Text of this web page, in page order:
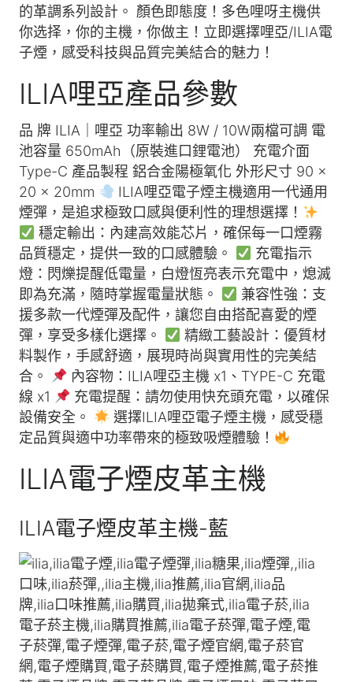
的革調系列設計。 顏色即態度！多色哩呀主機供
你选择，你的主機，你做主！立即選擇哩亞/ILIA電
子煙，感受科技與品質完美結合的魅力！
ILIA哩亞產品參數
品 牌 ILIA｜哩亞 功率輸出 8W / 10W兩檔可調 電
池容量 650mAh（原裝進口鋰電池） 充電介面
Type-C 產品製程 鋁合金陽極氧化 外形尺寸 90 ×
20 × 20mm
ILIA哩亞電子煙主機適用一代通用
煙彈，是追求極致口感與便利性的理想選擇！
穩定輸出：內建高效能芯片，確保每一口煙霧
品質穩定，提供一致的口感體驗。
充電指示
燈：閃爍提醒低電量，白燈恆亮表示充電中，熄滅
即為充滿，隨時掌握電量狀態。
兼容性強：支
援多款一代煙彈及配件，讓您自由搭配喜愛的煙
彈，享受多樣化選擇。
精緻工藝設計：優質材
料製作，手感舒適，展現時尚與實用性的完美結
合。
內容物：ILIA哩亞主機 x1、TYPE-C 充電
線 x1
充電提醒：請勿使用快充頭充電，以確保
設備安全。
選擇ILIA哩亞電子煙主機，感受穩
定品質與適中功率帶來的極致吸煙體驗！
ILIA電子煙皮革主機
ILIA電子煙皮革主機-藍